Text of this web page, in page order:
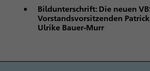
Bildunterschrift: Die neuen
Vorstandsvorsitzenden
Ulrike Bauer-Murr